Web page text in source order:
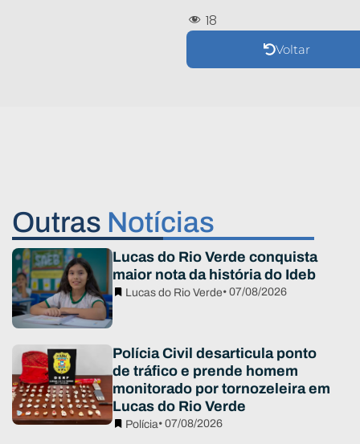
18
Voltar
Outras Notícias
Lucas do Rio Verde conquista
maior nota da história do Ideb
Lucas do Rio Verde• 07/08/2026
Polícia Civil desarticula ponto
de tráfico e prende homem
monitorado por tornozeleira em
Lucas do Rio Verde
Polícia• 07/08/2026